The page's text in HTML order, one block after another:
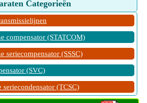
Categorieën
compensator (STATCOM)
seriecompensator (SSSC)
(SVC)
(TCSC)